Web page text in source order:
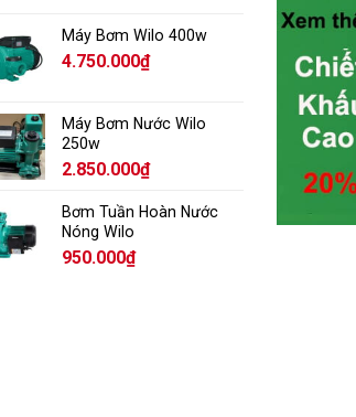
Máy Bơm Wilo 400w
4.750.000₫
Máy Bơm Nước Wilo
250w
2.850.000₫
Bơm Tuần Hoàn Nước
Nóng Wilo
950.000₫